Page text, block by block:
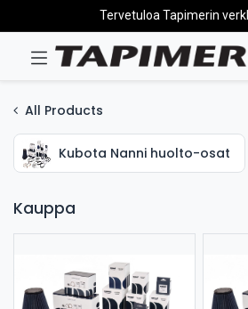
Tervetuloa Tapimerin
All Products
Kubota Nanni huolto-osat
Kauppa